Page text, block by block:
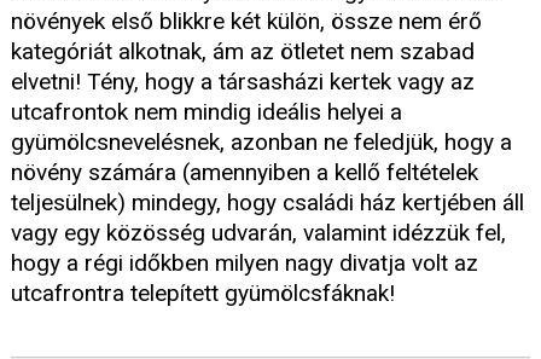
növények első blikkre két külön, össze nem érő
kategóriát alkotnak, ám az ötletet nem szabad
elvetni! Tény, hogy a társasházi kertek vagy az
utcafrontok nem mindig ideális helyei a
gyümölcsnevelésnek, azonban ne feledjük, hogy a
növény számára (amennyiben a kellő feltételek
teljesülnek) mindegy, hogy családi ház kertjében áll
vagy egy közösség udvarán, valamint idézzük fel,
hogy a régi időkben milyen nagy divatja volt az
utcafrontra telepített gyümölcsfáknak!